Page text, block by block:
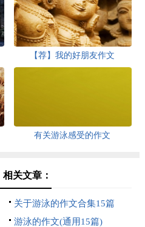
【荐】我的好朋友作文
有关游泳感受的作文
关文章：
关于游泳的作文合集15篇
游泳的作文(通用15篇)